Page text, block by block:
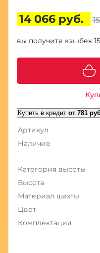
14 066 руб.
вы получите кэшбек
Купить в кредит от 781
Артикул
Наличие
Категория высоты
Высота
Материал шахты
Цвет
Комплектация